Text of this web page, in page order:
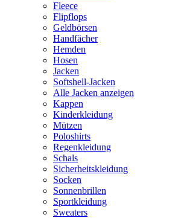
Fleece
Flipflops
Geldbörsen
Handfächer
Hemden
Hosen
Jacken
Softshell-Jacken
Alle Jacken anzeigen
Kappen
Kinderkleidung
Mützen
Poloshirts
Regenkleidung
Schals
Sicherheitskleidung
Socken
Sonnenbrillen
Sportkleidung
Sweaters